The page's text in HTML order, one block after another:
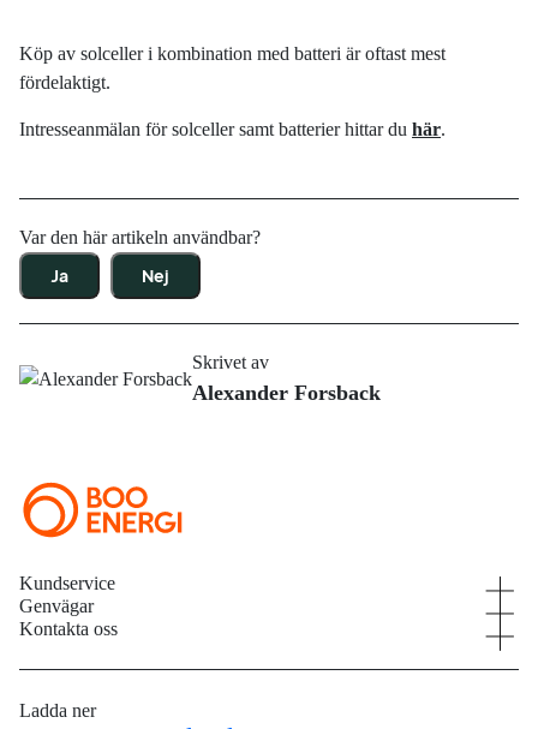
Köp av solceller i kombination med batteri är oftast mest
fördelaktigt.
Intresseanmälan för solceller samt batterier hittar du här.
Var den här artikeln användbar?
Ja
Nej
Skrivet av
Alexander Forsback
Kundservice
Kundservice
Genvägar
Våra elavtal
Elnät
Energitjänster
Kontakta oss
Ladda ner